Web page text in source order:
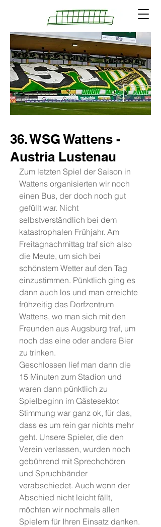
36. WSG Wattens -
Austria Lustenau
Zum letzten Spiel der Saison in
Wattens organisierten wir noch
einen Bus, der doch noch gut
gefüllt war. Nicht
selbstverständlich bei dem
katastrophalen Frühjahr. Am
Freitagnachmittag traf sich also
die Meute, um sich bei
schönstem Wetter auf den Tag
einzustimmen. Pünktlich ging es
dann auch los und man erreichte
frühzeitig das Dorfzentrum
Wattens, wo man sich mit den
Freunden aus Augsburg traf, um
noch das eine oder andere Bier
zu trinken.
Geschlossen lief man dann die
15 Minuten zum Stadion und
waren dann pünktlich zu
Spielbeginn im Gästesektor.
Stimmung war ganz ok, für das,
dass es um rein gar nichts mehr
geht. Unsere Spieler, die den
Verein verlassen, wurden noch
gebührend mit Sprechchören
und Spruchbänder
verabschiedet. Auch wenn der
Abschied nicht leicht fällt,
möchten wir nochmals allen
Spielern für Ihren Einsatz danken.